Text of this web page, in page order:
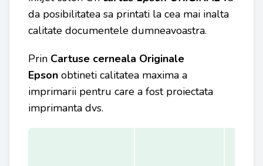
da posibilitatea sa printati la cea mai inalta
calitate documentele dumneavoastra.
Prin Cartuse cerneala Originale
Epson obtineti calitatea maxima a
imprimarii pentru care a fost proiectata
imprimanta dvs.